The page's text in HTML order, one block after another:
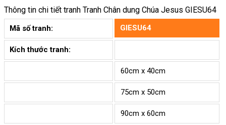
Thông tin chi tiết tranh Tranh Chân dung Chúa Jesus GIESU64
Mã số tranh: GIESU64
Kích thước tranh:
60cm x 40cm
75cm x 50cm
90cm x 60cm